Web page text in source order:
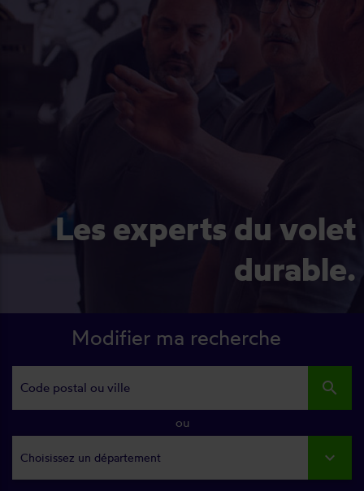
Les experts du volet
durable.
Modifier ma recherche
search
ou
Choisissez un département